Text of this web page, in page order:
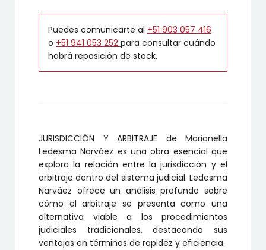
Puedes comunicarte al +51 903 057 416
o +51 941 053 252 para consultar cuándo
habrá reposición de stock.
JURISDICCIÓN Y ARBITRAJE de Marianella
Ledesma Narváez es una obra esencial que
explora la relación entre la jurisdicción y el
arbitraje dentro del sistema judicial. Ledesma
Narváez ofrece un análisis profundo sobre
cómo el arbitraje se presenta como una
alternativa viable a los procedimientos
judiciales tradicionales, destacando sus
ventajas en términos de rapidez y eficiencia.